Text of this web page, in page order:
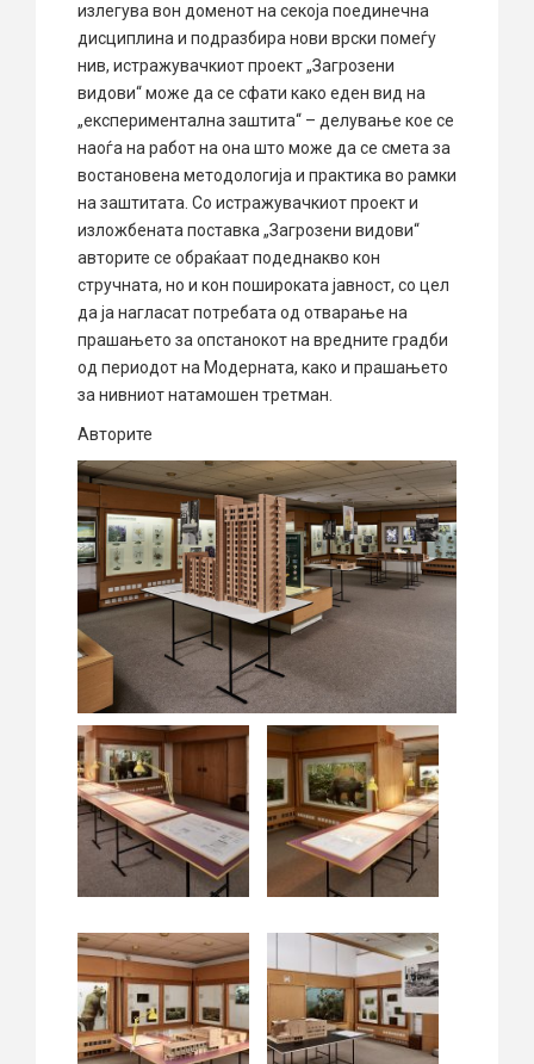
излегува вон доменот на секоја поединечна
дисциплина и подразбира нови врски помеѓу
нив, истражувачкиот проект „Загрозени
видови“ може да се сфати како еден вид на
„експериментална заштита“ – делување кое се
наоѓа на работ на она што може да се смета за
востановена методологија и практика во рамки
на заштитата. Со истражувачкиот проект и
изложбената поставка „Загрозени видови“
авторите се обраќаат подеднакво кон
стручната, но и кон пошироката јавност, со цел
да ја нагласат потребата од отварање на
прашањето за опстанокот на вредните градби
од периодот на Модерната, како и прашањето
за нивниот натамошен третман.
Авторите